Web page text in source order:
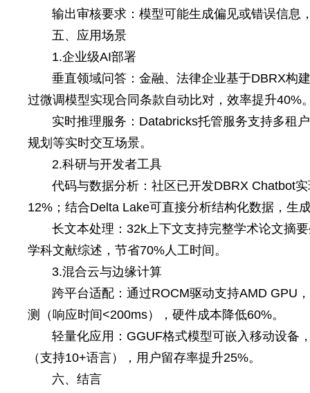
输出审核要求：模型可能生成偏见或错误信息
五、应用场景
1.企业级AI部署
垂直领域问答：金融、法律企业基于DBRX构
过微调模型实现合同条款自动比对，效率提升40%
实时推理服务：Databricks托管服务支持多租
规划等实时交互场景。
2.科研与开发者工具
代码与数据分析：社区已开发DBRX Chatbot
12%；结合Delta Lake可直接分析结构化数据，生
长文本处理：32k上下文支持完整学术论文摘
学科文献综述，节省70%人工时间。
3.混合云与边缘计算
跨平台适配：通过ROCM驱动支持AMD GPU
测（响应时间<200ms），硬件成本降低60%。
轻量化应用：GGUF格式模型可嵌入移动设备
（支持10+语言），用户留存率提升25%。
六、结言